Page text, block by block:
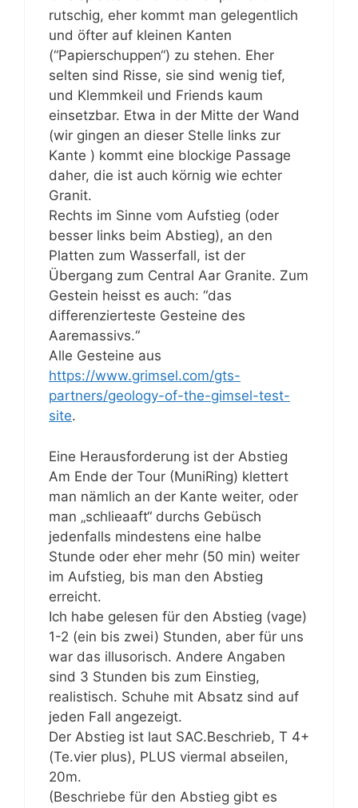
rutschig, eher kommt man gelegentlich
und öfter auf kleinen Kanten
(“Papierschuppen“) zu stehen. Eher
selten sind Risse, sie sind wenig tief,
und Klemmkeil und Friends kaum
einsetzbar. Etwa in der Mitte der Wand
(wir gingen an dieser Stelle links zur
Kante ) kommt eine blockige Passage
daher, die ist auch körnig wie echter
Granit.
Rechts im Sinne vom Aufstieg (oder
besser links beim Abstieg), an den
Platten zum Wasserfall, ist der
Übergang zum Central Aar Granite. Zum
Gestein heisst es auch: “das
differenzierteste Gesteine des
Aaremassivs.“
Alle Gesteine aus
https://www.grimsel.com/gts-
partners/geology-of-the-gimsel-test-
site.
Eine Herausforderung ist der Abstieg
Am Ende der Tour (MuniRing) klettert
man nämlich an der Kante weiter, oder
man „schlieaaft“ durchs Gebüsch
jedenfalls mindestens eine halbe
Stunde oder eher mehr (50 min) weiter
im Aufstieg, bis man den Abstieg
erreicht.
Ich habe gelesen für den Abstieg (vage)
1-2 (ein bis zwei) Stunden, aber für uns
war das illusorisch. Andere Angaben
sind 3 Stunden bis zum Einstieg,
realistisch. Schuhe mit Absatz sind auf
jeden Fall angezeigt.
Der Abstieg ist laut SAC.Beschrieb, T 4+
(Te.vier plus), PLUS viermal abseilen,
20m.
(Beschriebe für den Abstieg gibt es